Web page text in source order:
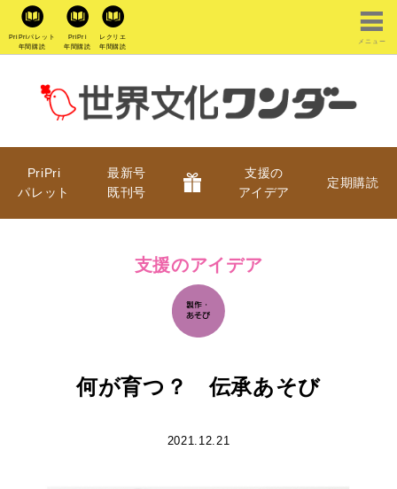
PriPriパレット
年間購読
PriPri
年間購読
レクリエ
年間購読
メニュー
PriPri
パレット
最新号
既刊号
支援の
アイデア
定期購読
支援のアイデア
何が育つ？ 伝承あそび
2021.12.21